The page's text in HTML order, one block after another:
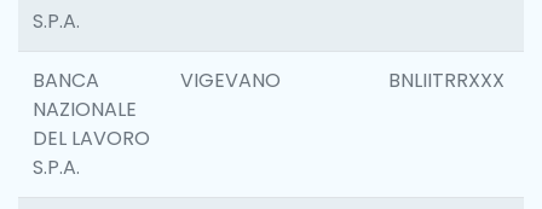
S.P.A.
BANCA
NAZIONALE
DEL LAVORO
S.P.A.
VIGEVANO BNLIITRRXXX